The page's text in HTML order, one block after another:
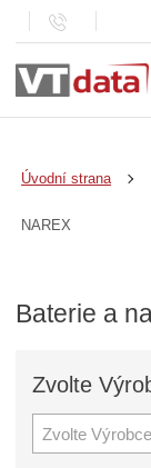
Úvodní strana
NAREX
Baterie a
Zvolte
Zvolte Výrobce